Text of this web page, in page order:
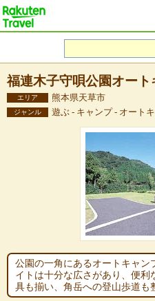
福連木子守唄公園オート
エリア 熊本県天草市
ジャンル 遊ぶ - キャンプ - オート
公園の一角にあるオートキャ
イトは十分な広さがあり、便利
具も揃い、角岳への登山歩道も